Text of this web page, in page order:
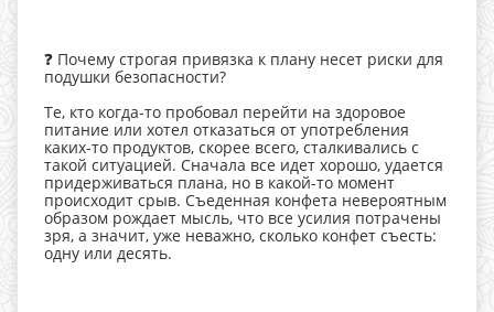
❓ Почему строгая привязка к плану несет риски для
подушки безопасности?
Те, кто когда-то пробовал перейти на здоровое
питание или хотел отказаться от употребления
каких-то продуктов, скорее всего, сталкивались с
такой ситуацией. Сначала все идет хорошо, удается
придерживаться плана, но в какой-то момент
происходит срыв. Съеденная конфета невероятным
образом рождает мысль, что все усилия потрачены
зря, а значит, уже неважно, сколько конфет съесть:
одну или десять.